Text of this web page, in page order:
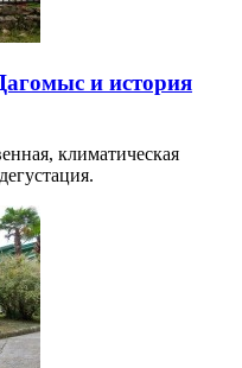
и история
климатическая